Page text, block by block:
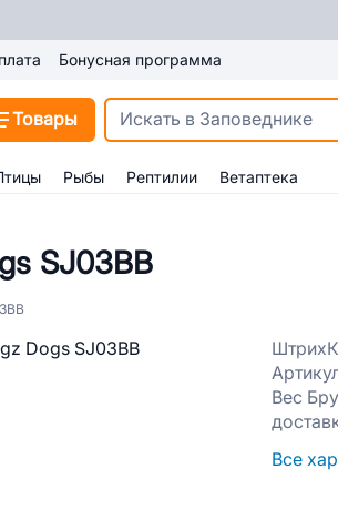
Бонусная программа
Товары
Рыбы Рептилии Ветаптека
SJ03BB
Вес
Все